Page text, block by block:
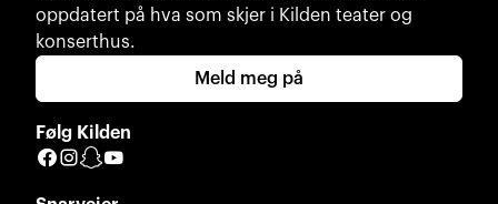
oppdatert på hva som skjer i Kilden teater og
konserthus.
Meld meg på
Følg Kilden
Facebook
Instagram
Snapchat